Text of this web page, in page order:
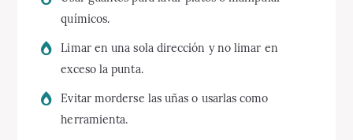
químicos.
Limar en una sola dirección y no limar en
exceso la punta.
Evitar morderse las uñas o usarlas como
herramienta.